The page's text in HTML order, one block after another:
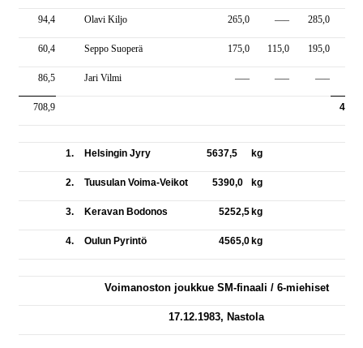
94,4 Olavi Kiljo 265,0 —– 285,0
60,4 Seppo Suoperä 175,0 115,0 195,0
86,5 Jari Vilmi —– —– —–
708,9
1. Helsingin Jyry 5637,5 kg
2. Tuusulan Voima-Veikot 5390,0 kg
3. Keravan Bodonos 5252,5kg
4. Oulun Pyrintö 4565,0kg
Voimanoston joukkue SM-finaali / 6-miehiset
17.12.1983, Nastola